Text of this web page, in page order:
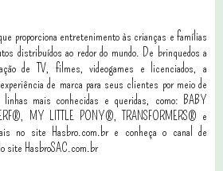
proporciona entretenimento às crianças e famílias
distribuídos ao redor do mundo. De brinquedos a
de TV, filmes, videogames e licenciados, a
de marca para seus clientes por meio de
mais conhecidas e queridas, como: BABY
MY LITTLE PONY®, TRANSFORMERS® e
no site Hasbro.com.br e conheça o canal de
site HasbroSAC.com.br